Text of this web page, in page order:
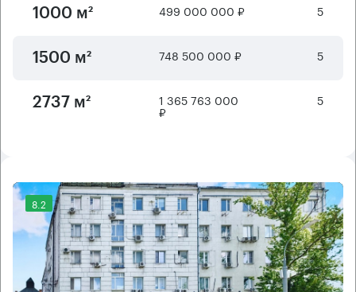
1000 м² 499 000 000 ₽ 5
1500 м² 748 500 000 ₽ 5
2737 м² 1 365 763 000
₽
5
8.2